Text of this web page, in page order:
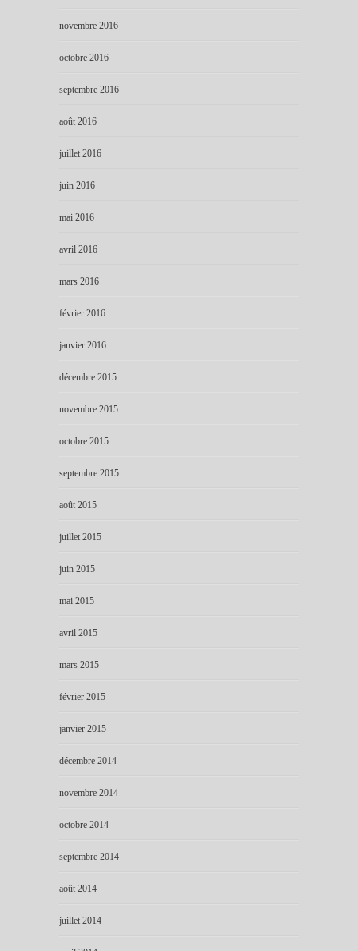
novembre 2016
octobre 2016
septembre 2016
août 2016
juillet 2016
juin 2016
mai 2016
avril 2016
mars 2016
février 2016
janvier 2016
décembre 2015
novembre 2015
octobre 2015
septembre 2015
août 2015
juillet 2015
juin 2015
mai 2015
avril 2015
mars 2015
février 2015
janvier 2015
décembre 2014
novembre 2014
octobre 2014
septembre 2014
août 2014
juillet 2014